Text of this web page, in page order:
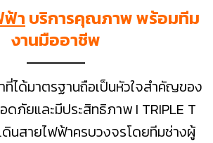
ฟ้า บริการคุณภาพ พร้อมทีม
งานมืออาชีพ
ที่ได้มาตรฐานถือเป็นหัวใจสำคัญของ
ดภัยและมีประสิทธิภาพ I TRIPLE T
ดินสายไฟฟ้าครบวงจรโดยทีมช่างผู้